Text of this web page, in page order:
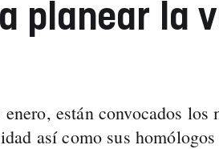
planear la
están convocados los
así como sus homólogos